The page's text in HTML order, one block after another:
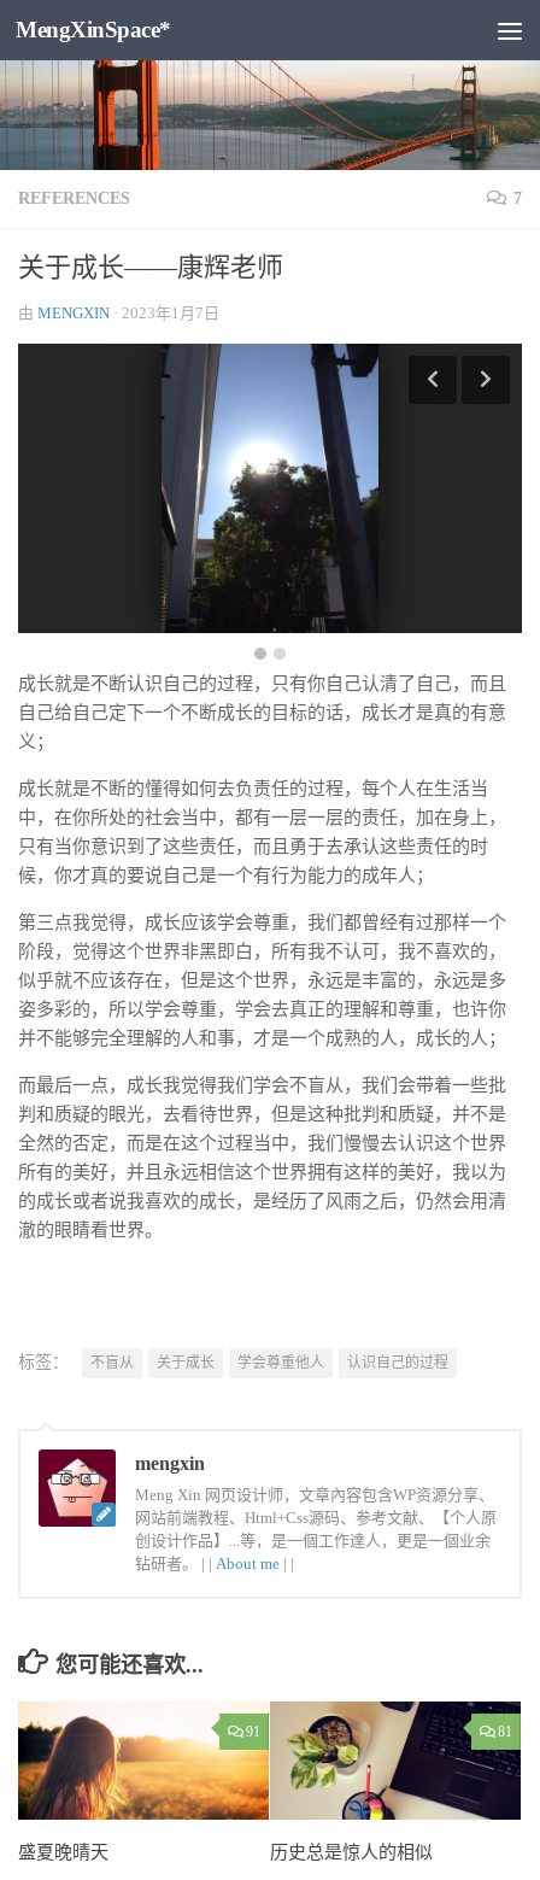
跳至内容
MengXinSpace*
REFERENCES 7
关于成长——康辉老师
由 MENGXIN · 2023年1月7日
成长就是不断认识自己的过程，只有你自己认清了自己，而且
自己给自己定下一个不断成长的目标的话，成长才是真的有意
义；
成长就是不断的懂得如何去负责任的过程，每个人在生活当
中，在你所处的社会当中，都有一层一层的责任，加在身上，
只有当你意识到了这些责任，而且勇于去承认这些责任的时
候，你才真的要说自己是一个有行为能力的成年人；
第三点我觉得，成长应该学会尊重，我们都曾经有过那样一个
阶段，觉得这个世界非黑即白，所有我不认可，我不喜欢的，
似乎就不应该存在，但是这个世界，永远是丰富的，永远是多
姿多彩的，所以学会尊重，学会去真正的理解和尊重，也许你
并不能够完全理解的人和事，才是一个成熟的人，成长的人；
而最后一点，成长我觉得我们学会不盲从，我们会带着一些批
判和质疑的眼光，去看待世界，但是这种批判和质疑，并不是
全然的否定，而是在这个过程当中，我们慢慢去认识这个世界
所有的美好，并且永远相信这个世界拥有这样的美好，我以为
的成长或者说我喜欢的成长，是经历了风雨之后，仍然会用清
澈的眼睛看世界。
标签： 不盲从 关于成长 学会尊重他人 认识自己的过程
mengxin
Meng Xin 网页设计师，文章內容包含WP资源分享、
网站前端教程、Html+Css源码、参考文献、【个人原
创设计作品】...等，是一個工作達人，更是一個业余
钻研者。 | | About me | |
您可能还喜欢...
91
盛夏晚晴天
81
历史总是惊人的相似